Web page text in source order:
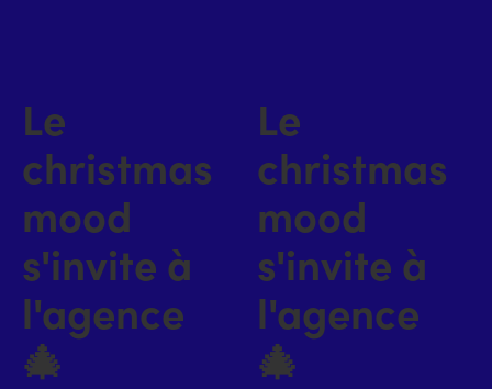
Le
christmas
mood
s'invite à
l'agence
🎄
Le
christmas
mood
s'invite à
l'agence
🎄